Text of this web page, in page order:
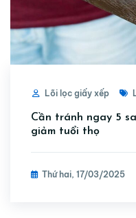
Lõi lọc giấy xếp
Cần tránh ngay 5
giảm tuổi thọ
Thứ hai, 17/03/2025